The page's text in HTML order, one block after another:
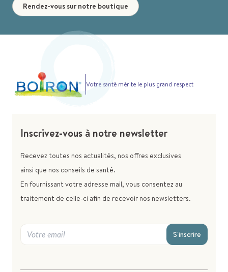
Rendez-vous sur notre boutique
Votre santé mérite le plus grand respect
Inscrivez-vous à notre newsletter
Recevez toutes nos actualités, nos offres exclusives
ainsi que nos conseils de santé.
En fournissant votre adresse mail, vous consentez au
traitement de celle-ci afin de recevoir nos newsletters.
S'inscrire